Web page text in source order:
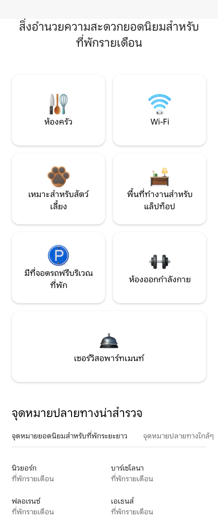
สิ่งอำนวยความสะดวกยอดนิยมสำหรับ
ที่พักรายเดือน
ห้องครัว Wi-Fi
เหมาะสำหรับสัตว์
เลี้ยง
พื้นที่ทำงานสำหรับ
แล็ปท็อป
มีที่จอดรถฟรีบริเวณ
ที่พัก
ห้องออกกำลังกาย
เซอร์วิสอพาร์ทเมนท์
จุดหมายปลายทางน่าสำรวจ
จุดหมายยอดนิยมสำหรับที่พักระยะยาว จุดหมายปลายทางใกล้ๆ
นิวยอร์ก
ที่พักรายเดือน
บาร์เซโลนา
ที่พักรายเดือน
ฟลอเรนซ์
ที่พักรายเดือน
เอเธนส์
ที่พักรายเดือน